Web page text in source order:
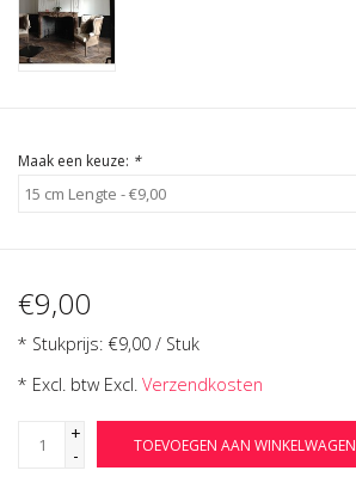
Maak een keuze: *
€9,00
* Stukprijs: €9,00 / Stuk
* Excl. btw Excl. Verzendkosten
+
-
TOEVOEGEN AAN WINKELWAGEN